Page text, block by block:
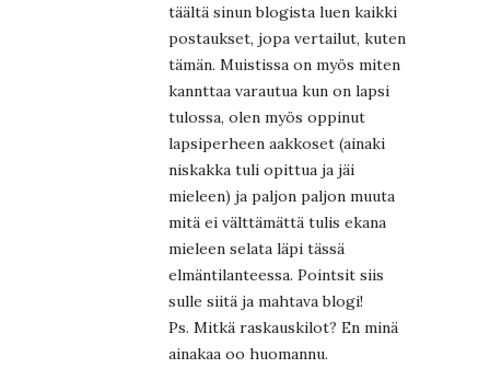
täältä sinun blogista luen kaikki
postaukset, jopa vertailut, kuten
tämän. Muistissa on myös miten
kannttaa varautua kun on lapsi
tulossa, olen myös oppinut
lapsiperheen aakkoset (ainaki
niskakka tuli opittua ja jäi
mieleen) ja paljon paljon muuta
mitä ei välttämättä tulis ekana
mieleen selata läpi tässä
elmäntilanteessa. Pointsit siis
sulle siitä ja mahtava blogi!
Ps. Mitkä raskauskilot? En minä
ainakaa oo huomannu.